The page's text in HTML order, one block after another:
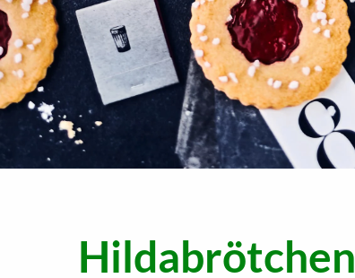
Hildabrötchen